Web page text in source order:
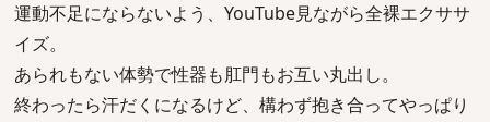
運動不足にならないよう、YouTube見ながら全裸エクササ
イズ。
あられもない体勢で性器も肛門もお互い丸出し。
終わったら汗だくになるけど、構わず抱き合ってやっぱり